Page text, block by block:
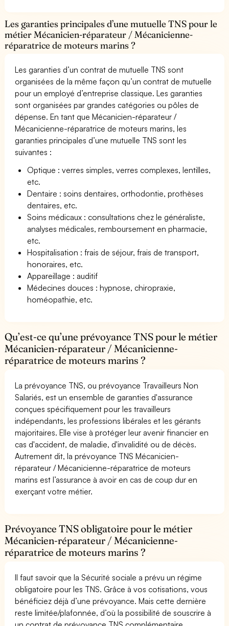
Les garanties principales d’une mutuelle TNS pour le
métier Mécanicien-réparateur / Mécanicienne-
réparatrice de moteurs marins ?
Les garanties d’un contrat de mutuelle TNS sont
organisées de la même façon qu’un contrat de mutuelle
pour un employé d’entreprise classique. Les garanties
sont organisées par grandes catégories ou pôles de
dépense. En tant que Mécanicien-réparateur /
Mécanicienne-réparatrice de moteurs marins, les
garanties principales d’une mutuelle TNS sont les
suivantes :
Optique : verres simples, verres complexes, lentilles,
etc.
Dentaire : soins dentaires, orthodontie, prothèses
dentaires, etc.
Soins médicaux : consultations chez le généraliste,
analyses médicales, remboursement en pharmacie,
etc.
Hospitalisation : frais de séjour, frais de transport,
honoraires, etc.
Appareillage : auditif
Médecines douces : hypnose, chiropraxie,
homéopathie, etc.
Qu’est-ce qu’une prévoyance TNS pour le métier
Mécanicien-réparateur / Mécanicienne-
réparatrice de moteurs marins ?
La prévoyance TNS, ou prévoyance Travailleurs Non
Salariés, est un ensemble de garanties d'assurance
conçues spécifiquement pour les travailleurs
indépendants, les professions libérales et les gérants
majoritaires. Elle vise à protéger leur avenir financier en
cas d'accident, de maladie, d'invalidité ou de décès.
Autrement dit, la prévoyance TNS Mécanicien-
réparateur / Mécanicienne-réparatrice de moteurs
marins est l’assurance à avoir en cas de coup dur en
exerçant votre métier.
Prévoyance TNS obligatoire pour le métier
Mécanicien-réparateur / Mécanicienne-
réparatrice de moteurs marins ?
Il faut savoir que la Sécurité sociale a prévu un régime
obligatoire pour les TNS. Grâce à vos cotisations, vous
bénéficiez déjà d’une prévoyance. Mais cette dernière
reste limitée/plafonnée, d’où la possibilité de souscrire à